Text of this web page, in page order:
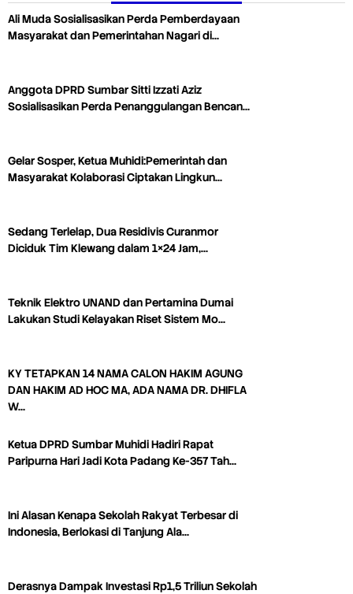
Ali Muda Sosialisasikan Perda Pemberdayaan
Masyarakat dan Pemerintahan Nagari di…
Anggota DPRD Sumbar Sitti Izzati Aziz
Sosialisasikan Perda Penanggulangan Bencan…
Gelar Sosper, Ketua Muhidi:Pemerintah dan
Masyarakat Kolaborasi Ciptakan Lingkun…
Sedang Terlelap, Dua Residivis Curanmor
Diciduk Tim Klewang dalam 1×24 Jam,…
Teknik Elektro UNAND dan Pertamina Dumai
Lakukan Studi Kelayakan Riset Sistem Mo…
KY TETAPKAN 14 NAMA CALON HAKIM AGUNG
DAN HAKIM AD HOC MA, ADA NAMA DR. DHIFLA
W…
Ketua DPRD Sumbar Muhidi Hadiri Rapat
Paripurna Hari Jadi Kota Padang Ke-357 Tah…
Ini Alasan Kenapa Sekolah Rakyat Terbesar di
Indonesia, Berlokasi di Tanjung Ala…
Derasnya Dampak Investasi Rp1,5 Triliun Sekolah